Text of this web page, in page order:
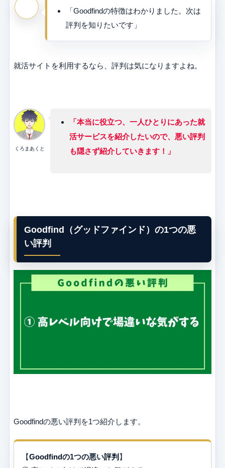
「Goodfindの特徴はわかりました。次は
評判を知りたいです」
就活サイトを利用するなら、評判は気になりますよね。
くろまあくと
「本当に役立つ、一人ひとりにあった就
活サービスを紹介したいので、悪い評判
も隠さず紹介していきます！」
Goodfind（グッドファインド）の1つの悪
い評判
Goodfindの悪い評判を1つ紹介します。
【Goodfindの1つの悪い評判】